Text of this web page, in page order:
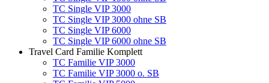
TC Single VIP 3000
TC Single VIP 3000 ohne SB
TC Single VIP 6000
TC Single VIP 6000 ohne SB
Travel Card Familie Komplett
TC Familie VIP 3000
TC Familie VIP 3000 o. SB